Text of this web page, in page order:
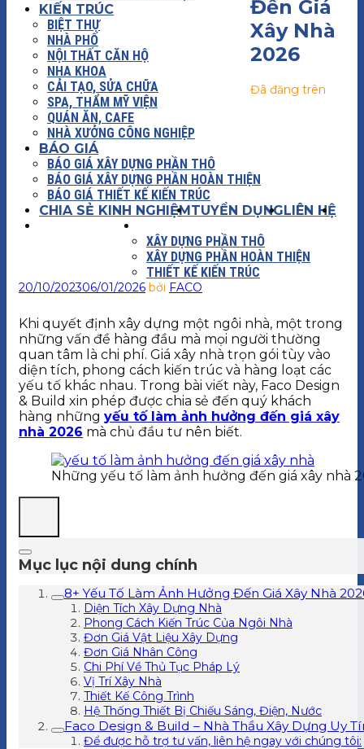
KIẾN TRÚC
BIỆT THỰ
NHÀ PHỐ
NỘI THẤT CĂN HỘ
NHA KHOA
CẢI TẠO, SỬA CHỮA
SPA, THẨM MỸ VIỆN
QUÁN ĂN, CAFE
NHÀ XƯỞNG CÔNG NGHIỆP
BÁO GIÁ
BÁO GIÁ XÂY DỰNG PHẦN THÔ
BÁO GIÁ XÂY DỰNG PHẦN HOÀN THIỆN
BÁO GIÁ THIẾT KẾ KIẾN TRÚC
CHIA SẺ KINH NGHIỆMTUYỂN DỤNGLIÊN HỆ
XÂY DỰNG PHẦN THÔ
XÂY DỰNG PHẦN HOÀN THIỆN
THIẾT KẾ KIẾN TRÚC
Đến Giá
Xây Nhà
2026
Đã đăng trên
20/10/202306/01/2026 bởi FACO
Khi quyết định xây dựng một ngôi nhà, một trong
những vấn đề hàng đầu mà mọi người thường
quan tâm là chi phí. Giá xây nhà trọn gói tùy vào
diện tích, phong cách kiến trúc và hàng loạt các
yếu tố khác nhau. Trong bài viết này, Faco Design
& Build xin phép được chia sẻ đến quý khách
hàng những yếu tố làm ảnh hưởng đến giá xây
nhà 2026 mà chủ đầu tư nên biết.
Những yếu tố làm ảnh hưởng đến giá xây nhà
Mục lục nội dung chính
8+ Yếu Tố Làm Ảnh Hưởng Đến Giá Xây Nhà
Diện Tích Xây Dựng Nhà
Phong Cách Kiến Trúc Của Ngôi Nhà
Đơn Giá Vật Liệu Xây Dựng
Đơn Giá Nhân Công
Chi Phí Về Thủ Tục Pháp Lý
Vị Trí Xây Nhà
Thiết Kế Công Trình
Hệ Thống Thiết Bị Chiếu Sáng, Điện, Nước
Faco Design & Build – Nhà Thầu Xây Dựng Uy
Để được hỗ trợ tư vấn, liên hệ ngay với chúng tôi: